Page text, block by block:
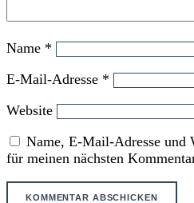
Name *
E-Mail-Adresse *
Website
Name, E-Mail-Adresse und
für meinen nächsten